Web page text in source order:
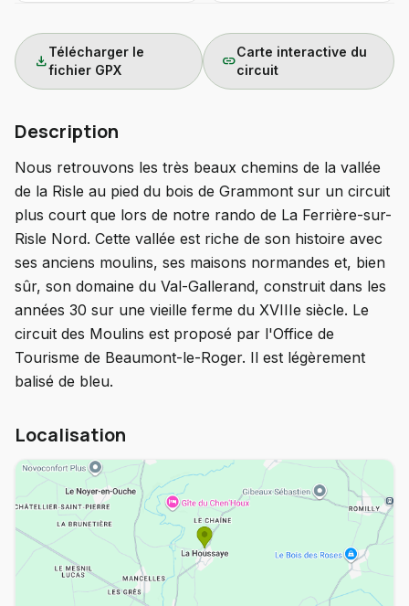
download
Télécharger le
fichier GPX
link
Carte interactive du
circuit
Description
Nous retrouvons les très beaux chemins de la vallée
de la Risle au pied du bois de Grammont sur un circuit
plus court que lors de notre rando de La Ferrière-sur-
Risle Nord. Cette vallée est riche de son histoire avec
ses anciens moulins, ses maisons normandes et, bien
sûr, son domaine du Val-Gallerand, construit dans les
années 30 sur une vieille ferme du XVIIIe siècle. Le
circuit des Moulins est proposé par l'Office de
Tourisme de Beaumont-le-Roger. Il est légèrement
balisé de bleu.
Localisation